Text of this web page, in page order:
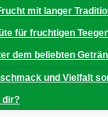
mit langer
für fruchtigen
dem beliebten
und Vielfalt
dir?